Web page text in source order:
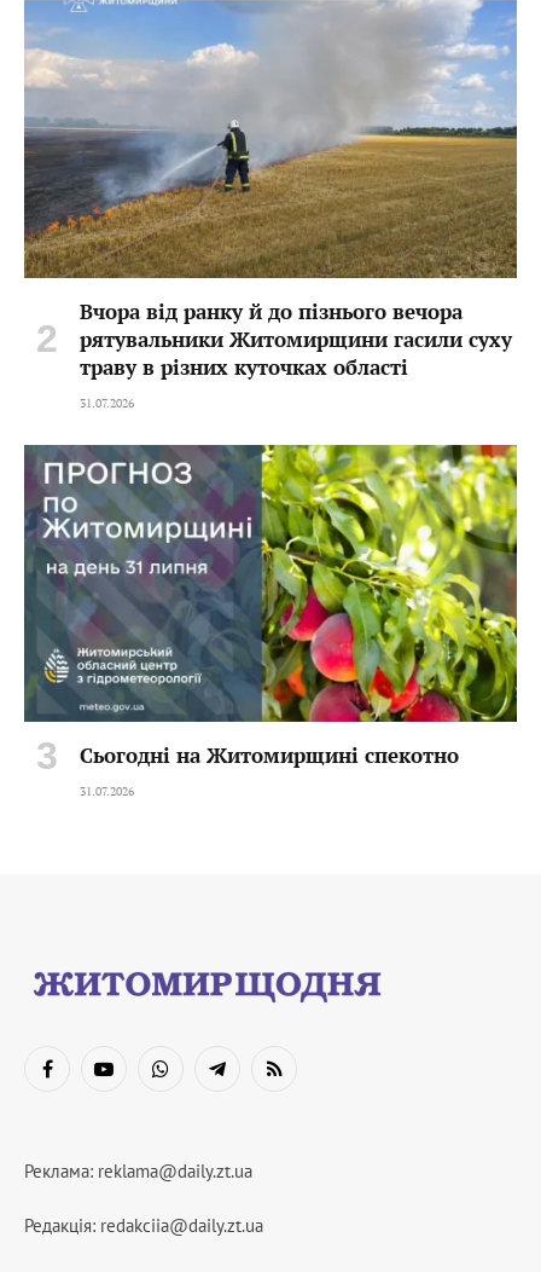
Вчора від ранку й до пізнього вечора
рятувальники Житомирщини гасили суху
траву в різних куточках області
31.07.2026
Сьогодні на Житомирщині спекотно
31.07.2026
FacebookYouTubeWhatsAppTelegramRSS
Реклама: reklama@daily.zt.ua
Редакція: redakciia@daily.zt.ua